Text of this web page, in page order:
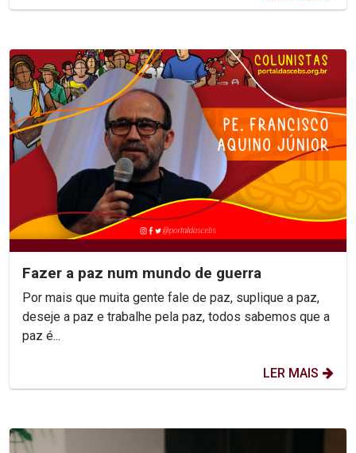
Fazer a paz num mundo de guerra
Por mais que muita gente fale de paz, suplique a paz,
deseje a paz e trabalhe pela paz, todos sabemos que a
paz é...
LER MAIS